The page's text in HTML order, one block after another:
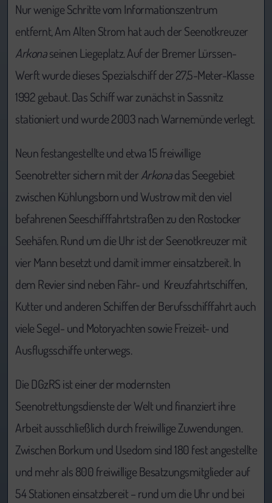
Nur wenige Schritte vom Informationszentrum
entfernt, Am Alten Strom hat auch der Seenotkreuzer
Arkonaseinen Liegeplatz. Auf der Bremer Lürssen-
Werft wurde dieses Spezialschiff der 27,5-Meter-Klasse
1992 gebaut. Das Schiff war zunächst in Sassnitz
stationiert und wurde 2003 nach Warnemünde verlegt.
Neun festangestellte und etwa 15 freiwillige
Seenotretter sichern mit derArkonadas Seegebiet
zwischen Kühlungsborn und Wustrow mit den viel
befahrenen Seeschifffahrtstraßen zu den Rostocker
Seehäfen. Rund um die Uhr ist der Seenotkreuzer mit
vier Mann besetzt und damit immer einsatzbereit. In
dem Revier sind neben Fähr- und Kreuzfahrtschiffen,
Kutter und anderen Schiffen der Berufsschifffahrt auch
viele Segel- und Motoryachten sowie Freizeit- und
Ausflugsschiffe unterwegs.
Die DGzRS ist einer der modernsten
Seenotrettungsdienste der Welt und finanziert ihre
Arbeit ausschließlich durch freiwillige Zuwendungen.
Zwischen Borkum und Usedom sind 180 fest angestellte
und mehr als 800 freiwillige Besatzungsmitglieder auf
54 Stationen einsatzbereit – rund um die Uhr und bei